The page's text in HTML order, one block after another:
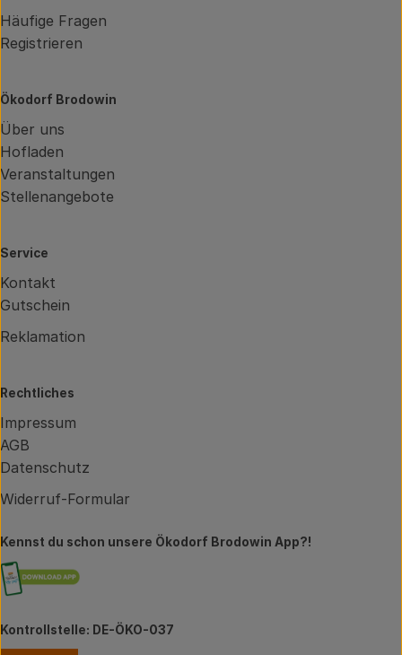
Häufige Fragen
Registrieren
Ökodorf Brodowin
Über uns
Hofladen
Veranstaltungen
Stellenangebote
Service
Kontakt
Gutschein
Reklamation
Rechtliches
Impressum
AGB
Datenschutz
Widerruf-Formular
Kennst du schon unsere Ökodorf Brodowin App?!
Externer Link zu https://brodowin.de/
Kontrollstelle: DE-ÖKO-037